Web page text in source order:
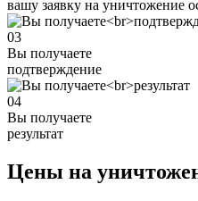
вашу заявку на уничтожение
03
Вы получаете
подтверждение
04
Вы получаете
результат
Цены на